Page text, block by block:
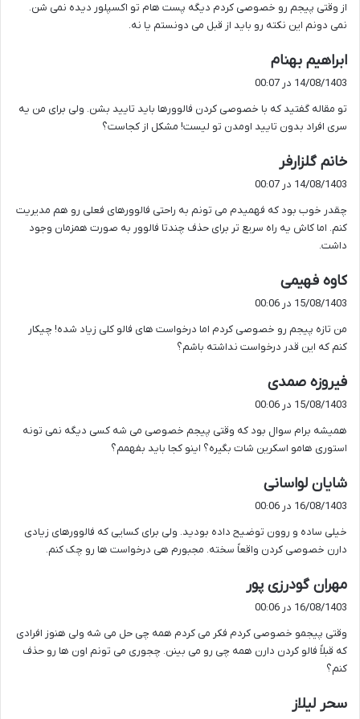
:
از وقتی پیجم رو خصوصی کردم دیگه پست هام تو اکسپلور دیده نمی شن.
نمی دونم این نکته رو باید از قبل می دونستم یا نه.
ابراهیم بهنام
ف
14/08/1403 در 00:07
تو مقاله گفتید که با خصوصی کردن فالوورها باید تایید بشن. ولی برای من یه
سری افراد بدون تایید اومدن تو لیست! مشکل از کجاست؟
خانم گلزارفر
ف
:
14/08/1403 در 00:07
چقدر خوب بود که فهمیدم می تونم به راحتی فالوورهای فعلی رو هم مدیریت
کنم. اما کاش یه راه سریع تر برای حذف چندتا فالوور به صورت همزمان وجود
داشت.
کاوه فهیمی
ف
:
15/08/1403 در 00:06
من تازه پیجم رو خصوصی کردم اما درخواست های فالو کلی زیاد شده! چیکار
کنم که این قدر درخواست نداشته باشم؟
فیروزه صمدی
ف
15/08/1403 در 00:06
همیشه برام سوال بود که وقتی پیجم خصوصی می شه کسی دیگه نمی تونه
استوری هامو اسکرین شات بگیره؟ اینو کجا باید بفهمم؟
شایان لواسانی
ف
:
16/08/1403 در 00:06
خیلی ساده و روون توضیح داده بودید. ولی برای کسایی که فالوورهای زیادی
دارن خصوصی کردن واقعاً سخته. مجبورم هی درخواست ها رو چک کنم.
مهران گودرزی پور
:
16/08/1403 در 00:06
وقتی پیجمو خصوصی کردم فکر می کردم همه چی حل می شه ولی هنوز افرادی
که قبلاً فالو کردن دارن همه چی رو می بینن. چجوری می تونم اون ها رو حذف
کنم؟
سحر لیلاز